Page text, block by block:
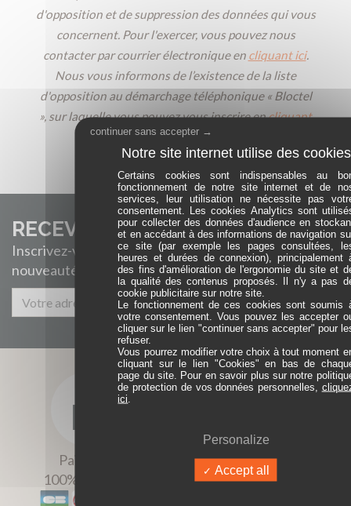
d'opposition et de suppression des données qui vous
concernent. Pour l'exercer, vous pouvez nous
contacter par courrier électronique en cliquant ici.
Nous vous informons de l’existence de la liste
d'opposition au démarchage téléphonique « Bloctel
», sur laquelle vous pouvez vous inscrire encliquant
ici.
RECEVEZ NOTRE NEWSLETTER
Inscrivez-vous pour recevoir les dernières
nouveautés ...
Enregistrer
Paiement
100% sécurisé
Livraison
Certains cookies sont indispensables au
fonctionnement de notre site internet et de
services, leur utilisation ne nécessite pas
consentement. Les cookies Analytics sont
pour collecter des données d'audience en
et en accédant à des informations de navigation
ce site (par exemple les pages consultées,
heures et durées de connexion), principalement
des fins d'amélioration de l'ergonomie du site et
la qualité des contenus proposés. Il n'y a pas
cookie publicitaire sur notre site.
Le fonctionnement de ces cookies sont soumis
votre consentement. Vous pouvez les accepter
cliquer sur le lien "continuer sans accepter" pour
refuser.
Vous pourrez modifier votre choix à tout moment
cliquant sur le lien "Cookies" en bas de
page du site. Pour en savoir plus sur notre
de protection de vos données personnelles,
ici
Personalize
Accept all
continuer sans accepter →